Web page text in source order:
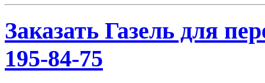
Заказать Газель для
195-84-75